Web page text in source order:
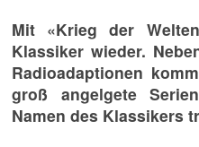
Mit «Krieg der
Klassiker wieder.
Radioadaptionen
groß angelgete
Namen des Klassikers